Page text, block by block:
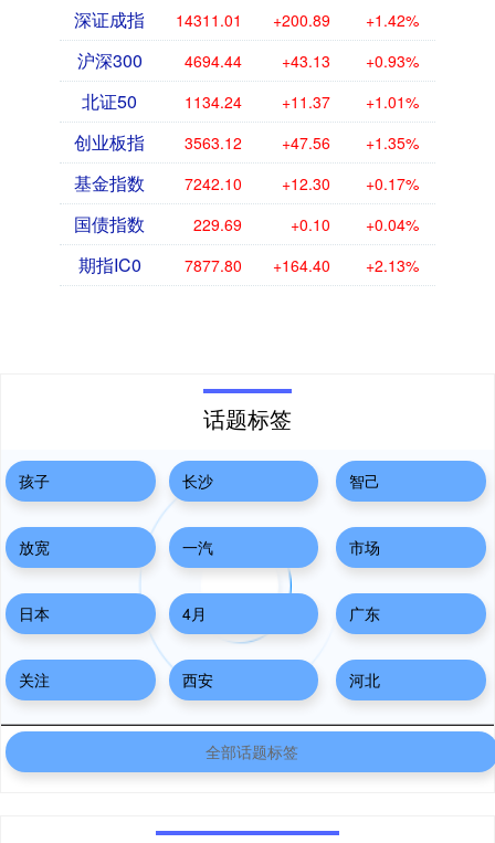
深证成指 14311.01 +200.89 +1.42%
沪深300 4694.44 +43.13 +0.93%
北证50 1134.24 +11.37 +1.01%
创业板指 3563.12 +47.56 +1.35%
基金指数 7242.10 +12.30 +0.17%
国债指数 229.69 +0.10 +0.04%
期指IC0 7877.80 +164.40 +2.13%
话题标签
孩子 长沙 智己
放宽 一汽 市场
日本 4月 广东
关注 西安 河北
全部话题标签